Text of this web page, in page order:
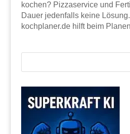
kochen? Pizzaservice und
Dauer jedenfalls keine
kochplaner.de hilft beim